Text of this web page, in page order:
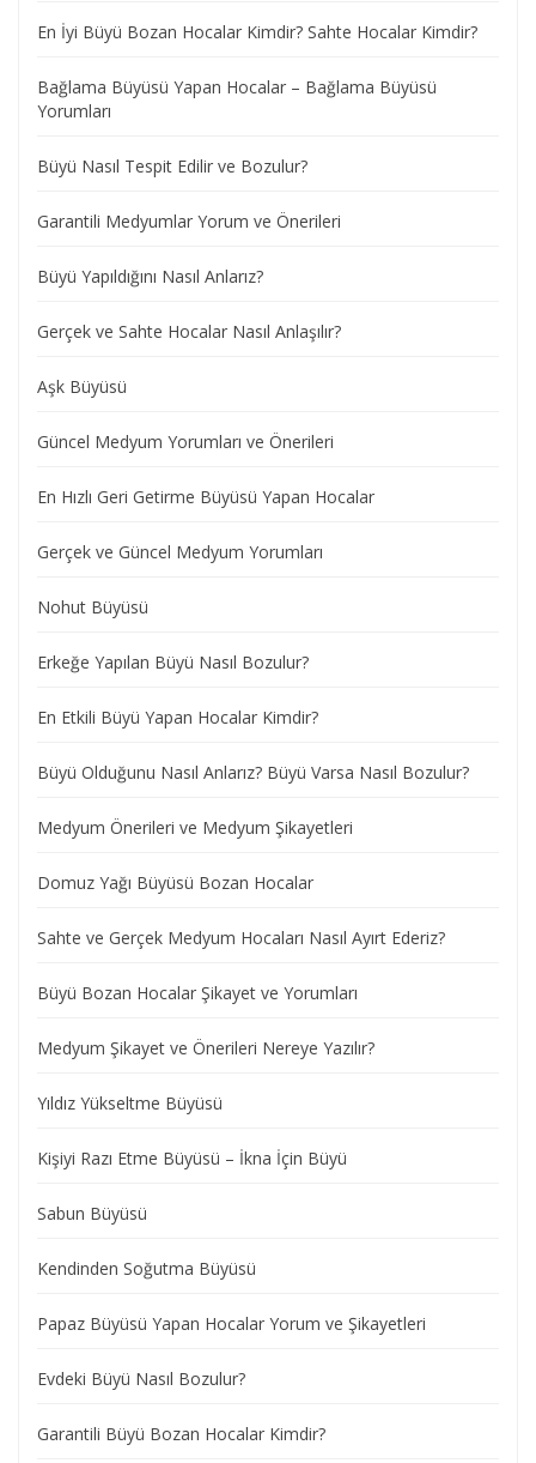
En İyi Büyü Bozan Hocalar Kimdir? Sahte Hocalar Kimdir?
Bağlama Büyüsü Yapan Hocalar – Bağlama Büyüsü
Yorumları
Büyü Nasıl Tespit Edilir ve Bozulur?
Garantili Medyumlar Yorum ve Önerileri
Büyü Yapıldığını Nasıl Anlarız?
Gerçek ve Sahte Hocalar Nasıl Anlaşılır?
Aşk Büyüsü
Güncel Medyum Yorumları ve Önerileri
En Hızlı Geri Getirme Büyüsü Yapan Hocalar
Gerçek ve Güncel Medyum Yorumları
Nohut Büyüsü
Erkeğe Yapılan Büyü Nasıl Bozulur?
En Etkili Büyü Yapan Hocalar Kimdir?
Büyü Olduğunu Nasıl Anlarız? Büyü Varsa Nasıl Bozulur?
Medyum Önerileri ve Medyum Şikayetleri
Domuz Yağı Büyüsü Bozan Hocalar
Sahte ve Gerçek Medyum Hocaları Nasıl Ayırt Ederiz?
Büyü Bozan Hocalar Şikayet ve Yorumları
Medyum Şikayet ve Önerileri Nereye Yazılır?
Yıldız Yükseltme Büyüsü
Kişiyi Razı Etme Büyüsü – İkna İçin Büyü
Sabun Büyüsü
Kendinden Soğutma Büyüsü
Papaz Büyüsü Yapan Hocalar Yorum ve Şikayetleri
Evdeki Büyü Nasıl Bozulur?
Garantili Büyü Bozan Hocalar Kimdir?